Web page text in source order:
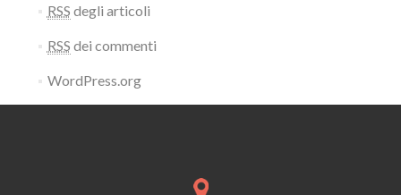
RSS degli articoli
RSS dei commenti
WordPress.org